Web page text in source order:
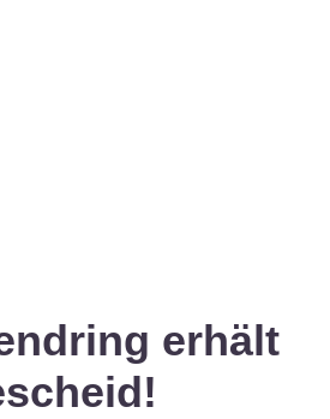
erhält